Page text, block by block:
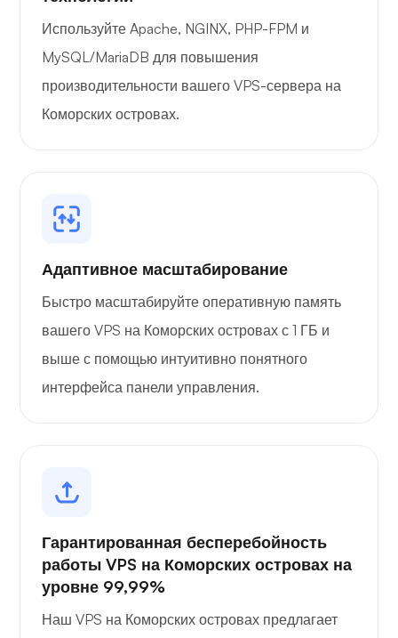
Используйте Apache, NGINX, PHP-FPM и
MySQL/MariaDB для повышения
производительности вашего VPS-сервера на
Коморских островах.
Адаптивное масштабирование
Быстро масштабируйте оперативную память
вашего VPS на Коморских островах с 1 ГБ и
выше с помощью интуитивно понятного
интерфейса панели управления.
Гарантированная бесперебойность
работы VPS на Коморских островах на
уровне 99,99%
Наш VPS на Коморских островах предлагает